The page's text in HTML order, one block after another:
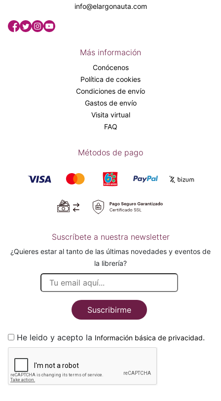
info@elargonauta.com
Más información
Conócenos
Política de cookies
Condiciones de envío
Gastos de envío
Visita virtual
FAQ
Métodos de pago
Suscríbete a nuestra newsletter
¿Quieres estar al tanto de las últimas novedades y eventos de
la librería?
Suscribirme
He leido y acepto la Información básica de privacidad.